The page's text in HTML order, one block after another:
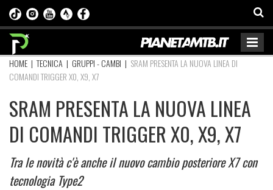
HOME |TECNICA | GRUPPI - CAMBI | SRAM PRESENTA LA NUOVA LINEA DI
COMANDI TRIGGER X0, X9, X7
SRAM PRESENTA LA NUOVA LINEA
DI COMANDI TRIGGER X0, X9, X7
Tra le novità c'è anche il nuovo cambio posteriore X7 con
tecnologia Type2